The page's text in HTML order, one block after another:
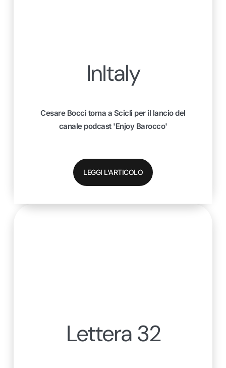
InItaly
Cesare Bocci torna a Scicli per il lancio del
canale podcast 'Enjoy Barocco'
LEGGI L'ARTICOLO
Lettera 32